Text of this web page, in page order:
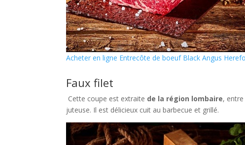
Acheter en ligne Entrecôte de boeuf Black Angus
Faux filet
Cette coupe est extraite de la région lombaire,
juteuse. Il est délicieux cuit au barbecue et grillé.